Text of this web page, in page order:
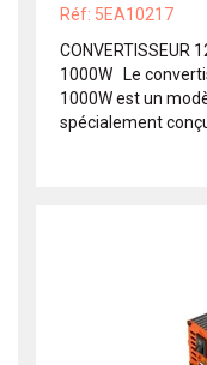
Réf: 5EA10217
CONVERTISSEUR
1000W Le
1000W est un
spécialement